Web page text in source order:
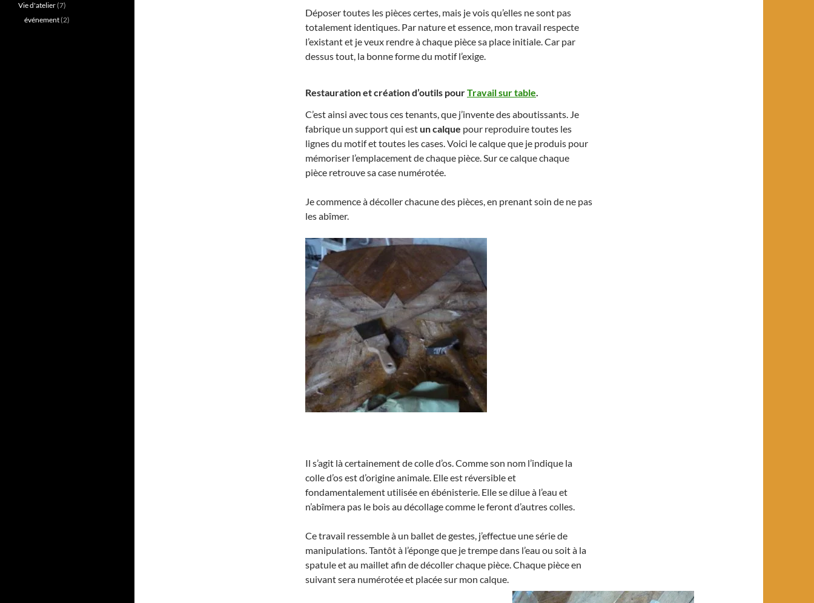
Déposer toutes les pièces certes, mais je vois qu’elles ne sont pas
totalement identiques. Par nature et essence, mon travail respecte
l’existant et je veux rendre à chaque pièce sa place initiale. Car par
dessus tout, la bonne forme du motif l’exige.
Restauration et création d’outils pourTravail sur table.
C’est ainsi avec tous ces tenants, que j’invente des aboutissants. Je
fabrique un support qui estun calque pour reproduire toutes les
lignes du motif et toutes les cases. Voici le calque que je produis pour
mémoriser l’emplacement de chaque pièce. Sur ce calque chaque
pièce retrouve sa case numérotée.
Je commence à décoller chacune des pièces, en prenant soin de ne pas
les abîmer.
Il s’agit là certainement de colle d’os. Comme son nom l’indique la
colle d’os est d’origine animale. Elle est réversible et
fondamentalement utilisée en ébénisterie. Elle se dilue à l’eau et
n’abîmera pas le bois au décollage comme le feront d’autres colles.
Ce travail ressemble à un ballet de gestes, j’effectue une série de
manipulations. Tantôt à l’éponge que je trempe dans l’eau ou soit à la
spatule et au maillet afin de décoller chaque pièce. Chaque pièce en
suivant sera numérotée et placée sur mon calque.
Vie d'atelier(7)
événement(2)